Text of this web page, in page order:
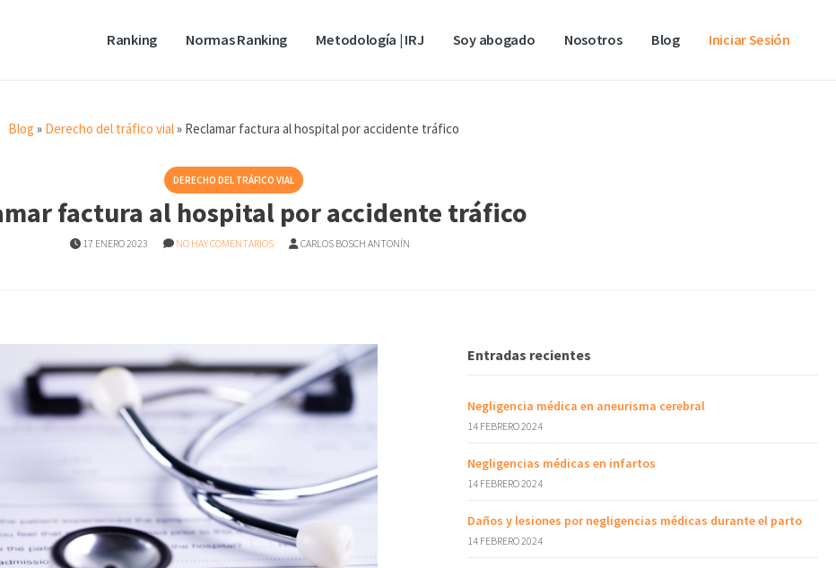
Ranking Normas Ranking Metodología | IRJ Soy abogado Nosotros Blog Iniciar Sesión
Blog » Derecho del tráfico vial» Reclamar factura al hospital por accidente tráfico
DERECHO DEL TRÁFICO VIAL
factura al hospital por accidente tráfico
17 ENERO 2023 NO HAY COMENTARIOS CARLOS BOSCH ANTONÍN
Entradas recientes
Negligencia médica en aneurisma cerebral
14 FEBRERO 2024
Negligencias médicas en infartos
14 FEBRERO 2024
Daños y lesiones por negligencias médicas durante el parto
14 FEBRERO 2024